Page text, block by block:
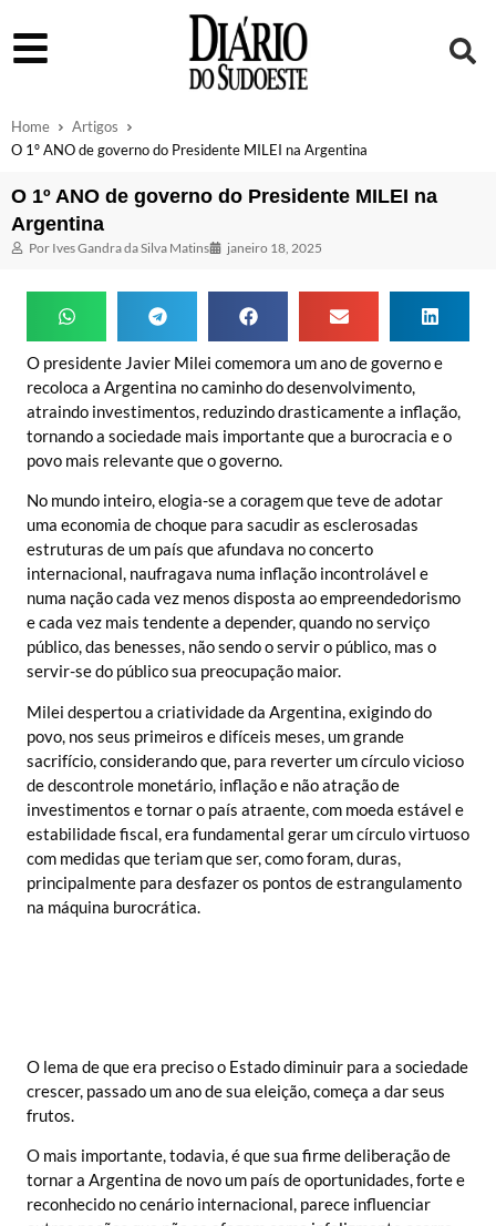
Home
Artigos
O 1º ANO de governo do Presidente MILEI na Argentina
O 1º ANO de governo do Presidente MILEI na
Argentina
Por Ives Gandra da Silva Matins janeiro 18, 2025
O presidente Javier Milei comemora um ano de governo e
recoloca a Argentina no caminho do desenvolvimento,
atraindo investimentos, reduzindo drasticamente a inflação,
tornando a sociedade mais importante que a burocracia e o
povo mais relevante que o governo.
No mundo inteiro, elogia-se a coragem que teve de adotar
uma economia de choque para sacudir as esclerosadas
estruturas de um país que afundava no concerto
internacional, naufragava numa inflação incontrolável e
numa nação cada vez menos disposta ao empreendedorismo
e cada vez mais tendente a depender, quando no serviço
público, das benesses, não sendo o servir o público, mas o
servir-se do público sua preocupação maior.
Milei despertou a criatividade da Argentina, exigindo do
povo, nos seus primeiros e difíceis meses, um grande
sacrifício, considerando que, para reverter um círculo vicioso
de descontrole monetário, inflação e não atração de
investimentos e tornar o país atraente, com moeda estável e
estabilidade fiscal, era fundamental gerar um círculo virtuoso
com medidas que teriam que ser, como foram, duras,
principalmente para desfazer os pontos de estrangulamento
na máquina burocrática.
O lema de que era preciso o Estado diminuir para a sociedade
crescer, passado um ano de sua eleição, começa a dar seus
frutos.
O mais importante, todavia, é que sua firme deliberação de
tornar a Argentina de novo um país de oportunidades, forte e
reconhecido no cenário internacional, parece influenciar